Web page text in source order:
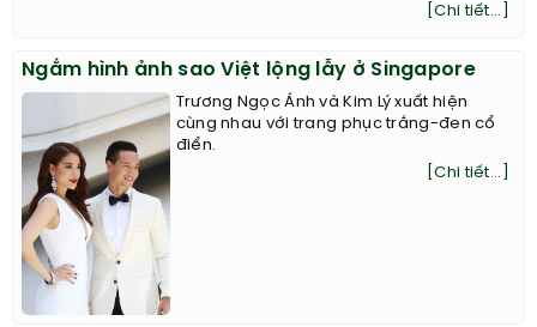
[Chi tiết...]
Ngắm hình ảnh sao Việt lộng lẫy ở Singapore
Trương Ngọc Ánh và Kim Lý xuất hiện
cùng nhau với trang phục trắng-đen cổ
điển.
[Chi tiết...]